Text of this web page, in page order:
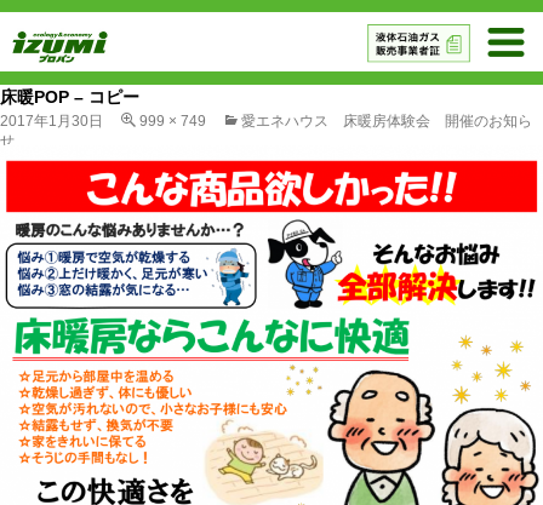
床暖POP – コピー
2017年1月30日 999 × 749
愛エネハウス 床暖房体験会 開催のお知ら
せ